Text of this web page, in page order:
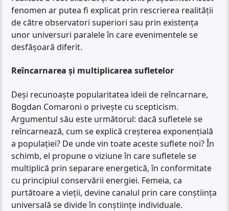
fenomen ar putea fi explicat prin rescrierea realității
de către observatori superiori sau prin existența
unor universuri paralele în care evenimentele se
desfășoară diferit.
Reîncarnarea și multiplicarea sufletelor
Deși recunoaște popularitatea ideii de reîncarnare,
Bogdan Comaroni o privește cu scepticism.
Argumentul său este următorul: dacă sufletele se
reîncarnează, cum se explică creșterea exponențială
a populației? De unde vin toate aceste suflete noi? În
schimb, el propune o viziune în care sufletele se
multiplică prin separare energetică, în conformitate
cu principiul conservării energiei. Femeia, ca
purtătoare a vieții, devine canalul prin care conștiința
universală se divide în conștiințe individuale.